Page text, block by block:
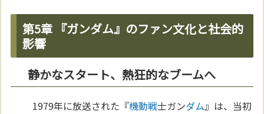
第5章 『ガンダム』のファン文化と社会的
影響
静かなスタート、熱狂的なブームへ
1979年に放送された『機動戦士ガンダム』は、当初